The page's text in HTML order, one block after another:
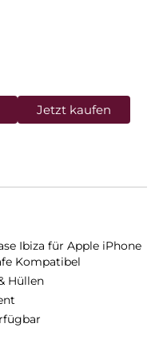
Jetzt kaufen
Ibiza für Apple iPhone
Kompatibel
Hüllen